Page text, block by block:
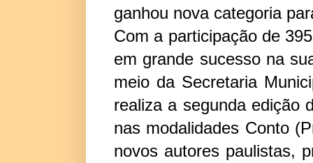
ganhou nova categoria
Com a participação de
em grande sucesso na
meio da Secretaria
realiza a segunda edição
nas modalidades Conto
novos autores paulistas,